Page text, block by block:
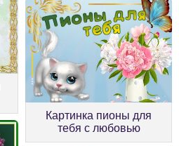
Картинка пионы для
тебя с любовью